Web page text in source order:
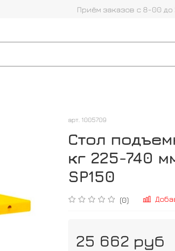
Приём заказов с 8-00 до
арт. 1005709
Стол
кг 225-740
SP150
(0)
25 662 руб